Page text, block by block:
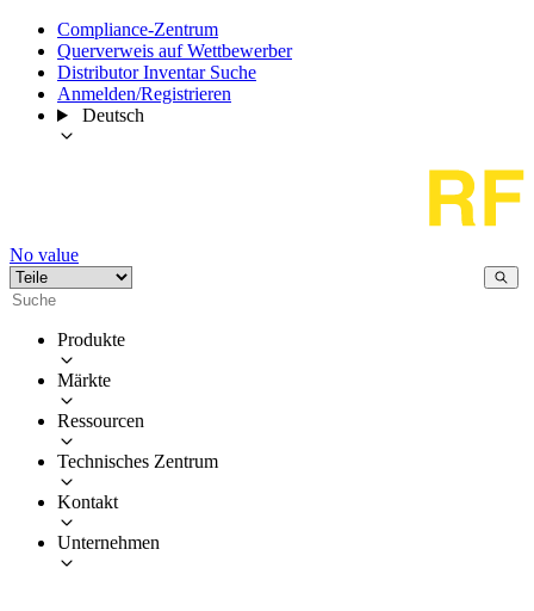
Compliance-Zentrum
Querverweis auf Wettbewerber
Distributor Inventar Suche
Anmelden/Registrieren
Deutsch
No value
Produkte
Märkte
Ressourcen
Technisches Zentrum
Kontakt
Unternehmen